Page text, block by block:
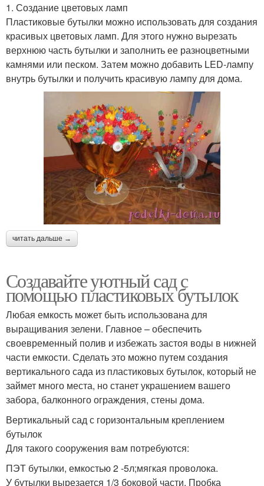
1. Создание цветовых ламп
Пластиковые бутылки можно использовать для создания
красивых цветовых ламп. Для этого нужно вырезать
верхнюю часть бутылки и заполнить ее разноцветными
камнями или песком. Затем можно добавить LED-лампу
внутрь бутылки и получить красивую лампу для дома.
читать дальше →
Создавайте уютный сад с
помощью пластиковых бутылок
Любая емкость может быть использована для
выращивания зелени. Главное – обеспечить
своевременный полив и избежать застоя воды в нижней
части емкости. Сделать это можно путем создания
вертикального сада из пластиковых бутылок, который не
займет много места, но станет украшением вашего
забора, балконного ограждения, стены дома.
Вертикальный сад с горизонтальным креплением
бутылок
Для такого сооружения вам потребуются:
ПЭТ бутылки, емкостью 2 -5л;мягкая проволока.
У бутылки вырезается 1/3 боковой части. Пробка